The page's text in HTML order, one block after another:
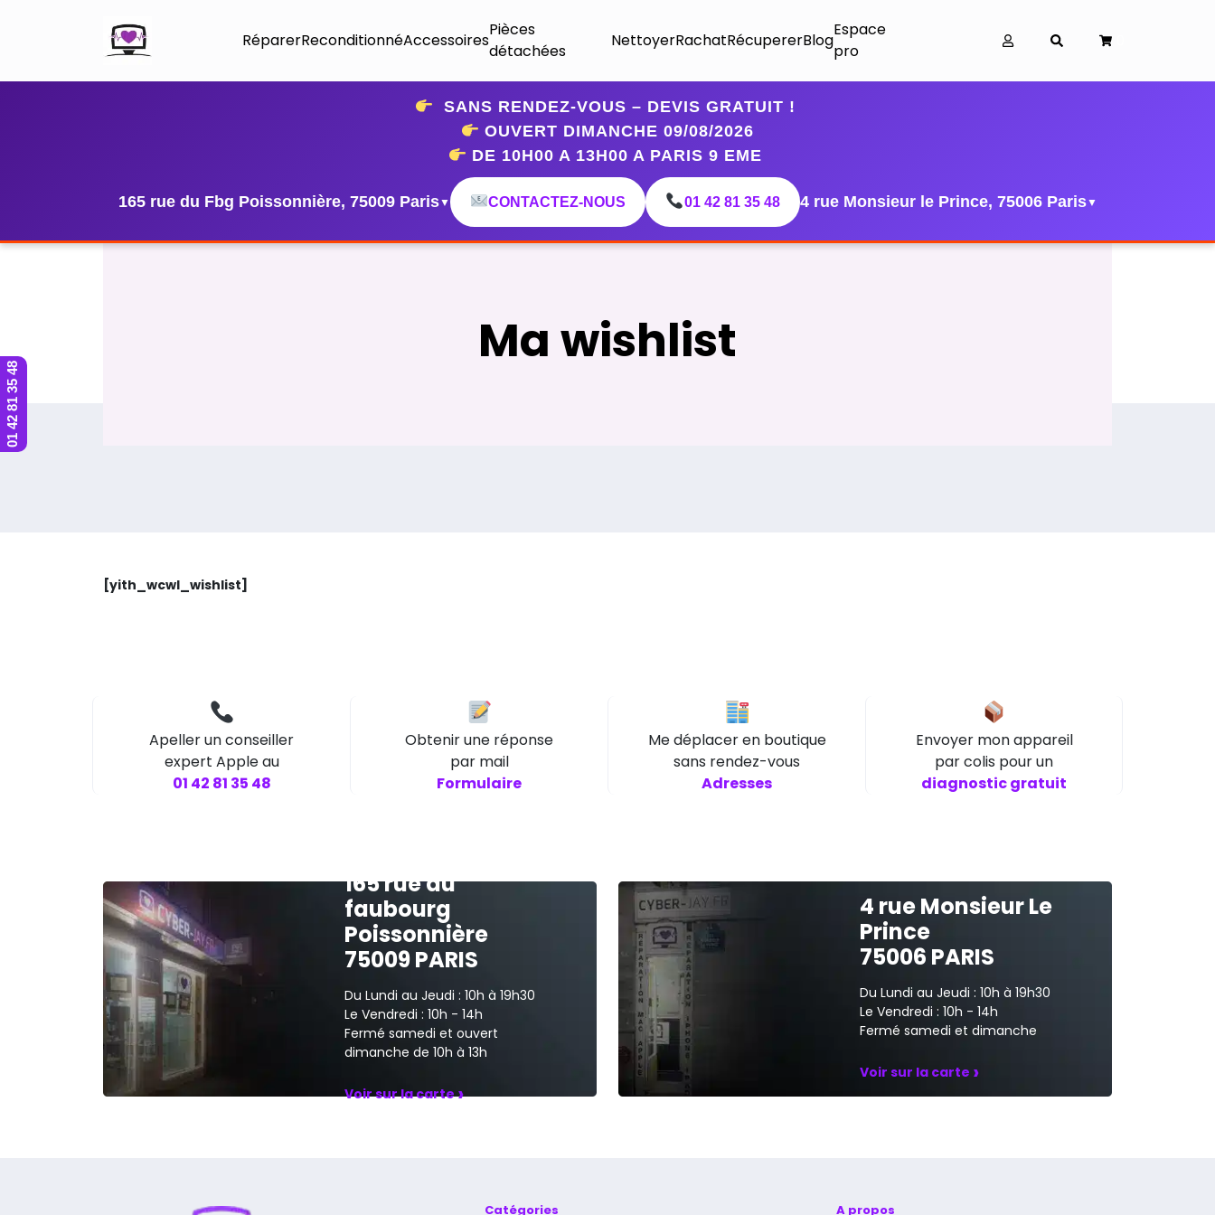
RéparerReconditionnéAccessoires
Pièces
détachées
NettoyerRachatRécupererBlog
Espace
pro
SANS RENDEZ-VOUS – DEVIS GRATUIT !
OUVERT DIMANCHE 09/08/2026
DE 10H00 A 13H00 A PARIS 9 EME
165 rue du Fbg Poissonnière, 75009 Paris▼ CONTACTEZ-NOUS 01 42 81 35 48 4 rue Monsieur le Prince, 75006 Paris▼
Ma wishlist
[yith_wcwl_wishlist]
Apeller un conseiller
expert Apple au
01 42 81 35 48
Obtenir une réponse
par mail
Formulaire
Me déplacer en boutique
sans rendez-vous
Adresses
Envoyer mon appareil
par colis pour un
diagnostic gratuit
165 rue du
faubourg
Poissonnière
75009 PARIS
Du Lundi au Jeudi : 10h à 19h30
Le Vendredi : 10h - 14h
Fermé samedi et ouvert
dimanche de 10h à 13h
Voir sur la carte›
4 rue Monsieur Le
Prince
75006 PARIS
Du Lundi au Jeudi : 10h à 19h30
Le Vendredi : 10h - 14h
Fermé samedi et dimanche
Voir sur la carte ›
Catégories A propos
01 42 81 35 48